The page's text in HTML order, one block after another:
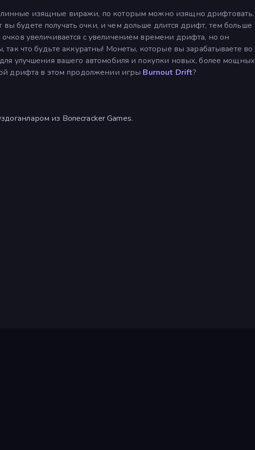
изящные виражи, по которым можно изящно дрифтовать.
будете получать очки, и чем дольше длится дрифт, тем больше
увеличивается с увеличением времени дрифта, но он
так что будьте аккуратны! Монеты, которые вы зарабатываете во
улучшения вашего автомобиля и покупки новых, более мощных
дрифта в этом продолжении игры Burnout Drift?
из Bonecracker Games.